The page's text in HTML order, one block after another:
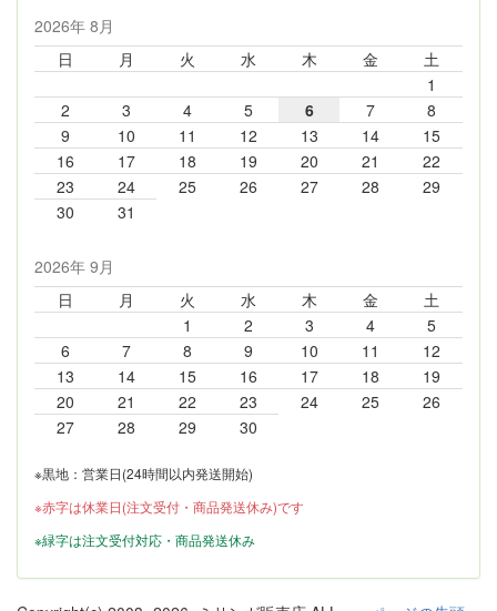
2026年 8月
日
月 火 水 木 金
土
1
2
3 4 5 6 7
8
9
10 11 12 13 14
15
16
17 18 19 20 21
22
23
24 25 26 27 28
29
30
31
2026年 9月
日
月 火 水 木 金
土
1
2 3 4
5
6
7 8 9 10 11
12
13
14 15 16 17 18
19
20
21 22 23 24 25
26
27
28 29 30
※黒地：営業日(24時間以内発送開始)
※赤字は休業日(注文受付・商品発送休み)です
※緑字は注文受付対応・商品発送休み